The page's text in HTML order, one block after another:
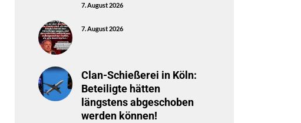
7. August 2026
7. August 2026
Clan-Schießerei in Köln:
Beteiligte hätten
längstens abgeschoben
werden können!